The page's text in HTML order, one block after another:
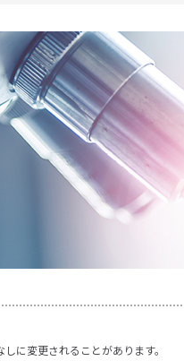
に変更されることがあります。